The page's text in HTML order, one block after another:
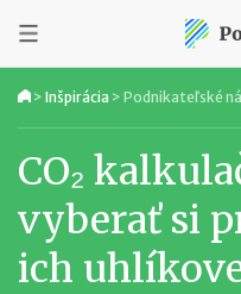
> Inšpirácia > Podnikateľské
CO₂
vyberať si
ich